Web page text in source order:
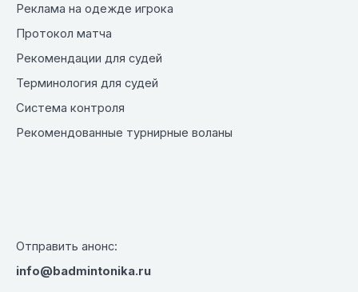
Реклама на одежде игрока
Протокол матча
Рекомендации для судей
Терминология для судей
Система контроля
Рекомендованные турнирные воланы
Отправить анонс:
info@badmintonika.ru